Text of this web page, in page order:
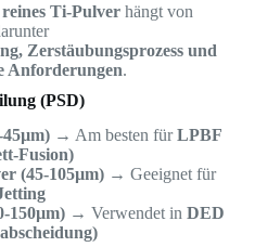
reines Ti-Pulverhängt von
Zerstäubungsprozess und
Anforderungen.
(PSD)
→ Am besten fürLPBF
Fusion)
(45-105µm)→ Geeignet für
150µm)→ Verwendet in DED